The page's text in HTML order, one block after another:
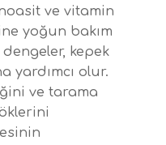
ve vitamin
yoğun bakım
dengeler, kepek
yardımcı olur.
ve tarama